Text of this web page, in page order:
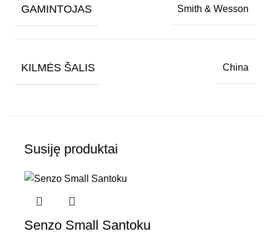
GAMINTOJAS Smith & Wesson
KILMĖS ŠALIS China
Susiję produktai
Senzo Small Santoku